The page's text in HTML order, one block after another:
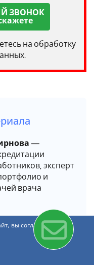
ЗВОНОК
на обработку
—
эксперт
и
врача
в сопровождении
аккредитации
вы соглашаетесь с